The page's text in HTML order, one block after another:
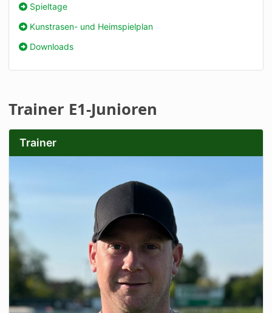
Spieltage
Kunstrasen- und Heimspielplan
Downloads
Trainer E1-Junioren
Trainer